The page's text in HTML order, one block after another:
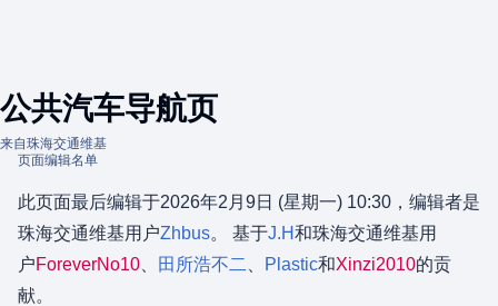
公共汽车导航页
来自珠海交通维基
页面编辑名单
此页面最后编辑于2026年2月9日 (星期一) 10:30，编辑者是
珠海交通维基用户Zhbus。 基于J.H和珠海交通维基用
户ForeverNo10 田所浩不二 Plastic和Xinzi2010的贡
献。